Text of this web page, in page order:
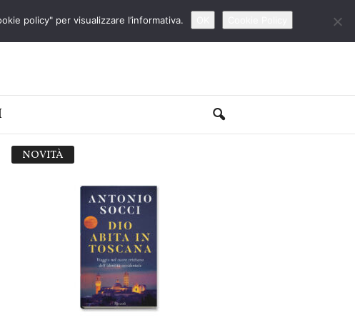
NOVITÀ
policy" per visualizzare l’informativa.